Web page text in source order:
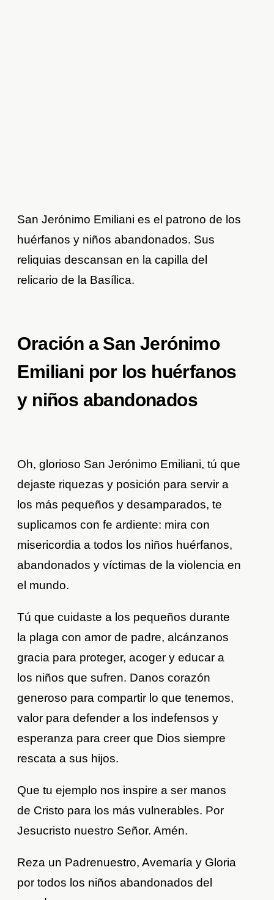
San Jerónimo Emiliani es el patrono de los
huérfanos y niños abandonados. Sus
reliquias descansan en la capilla del
relicario de la Basílica.
Oración a San Jerónimo
Emiliani por los huérfanos
y niños abandonados
Oh, glorioso San Jerónimo Emiliani, tú que
dejaste riquezas y posición para servir a
los más pequeños y desamparados, te
suplicamos con fe ardiente: mira con
misericordia a todos los niños huérfanos,
abandonados y víctimas de la violencia en
el mundo.
Tú que cuidaste a los pequeños durante
la plaga con amor de padre, alcánzanos
gracia para proteger, acoger y educar a
los niños que sufren. Danos corazón
generoso para compartir lo que tenemos,
valor para defender a los indefensos y
esperanza para creer que Dios siempre
rescata a sus hijos.
Que tu ejemplo nos inspire a ser manos
de Cristo para los más vulnerables. Por
Jesucristo nuestro Señor. Amén.
Reza un Padrenuestro, Avemaría y Gloria
por todos los niños abandonados del